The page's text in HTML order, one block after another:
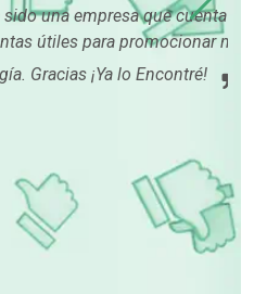
una empresa que cuenta con
útiles para promocionar mis
¡Ya lo Encontré!